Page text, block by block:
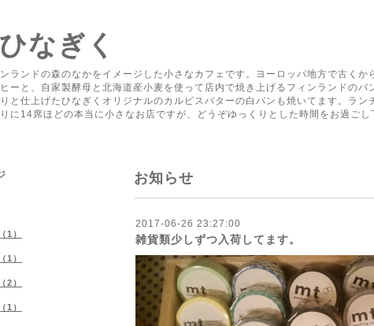
なぎく
ランドの森のなかをイメージした小さなカフェです。ヨーロッパ地方で古く
ーと、自家製酵母と北海道産小麦を使って店内で焼き上げるフィンランドの
と仕上げたひなぎくオリジナルのカルピスバターの白パンも焼いてます。ラ
に14席ほどの本当に小さなお店ですが、どうぞゆっくりとした時間をお過ごし
お知らせ
2017-06-26 23:27:00
雑貨類少しずつ入荷してます。
1）
1）
2）
1）